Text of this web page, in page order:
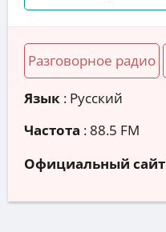
Разговорное радио
Язык : Русский
Частота : 88.5 FM
Официальный сайт